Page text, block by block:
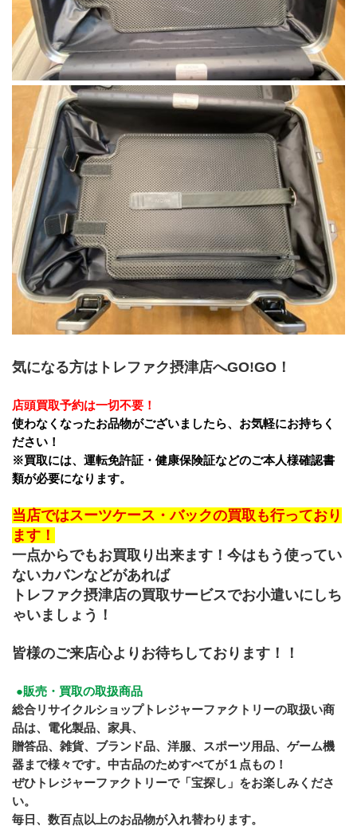
気になる方はトレファク摂津店へGO!GO！
店頭買取予約は一切不要！
使わなくなったお品物がございましたら、お気軽にお持ちく
ださい！
※買取には、運転免許証・健康保険証などのご本人様確認書
類が必要になります。
当店ではスーツケース・バックの買取も行っており
ます！
一点からでもお買取り出来ます！今はもう使ってい
ないカバンなどがあれば
トレファク摂津店の買取サービスでお小遣いにしち
ゃいましょう！
皆様のご来店心よりお待ちしております！！
●販売・買取の取扱商品
総合リサイクルショップトレジャーファクトリーの取扱い商
品は、電化製品、家具、
﻿贈答品、雑貨、ブランド品、洋服、スポーツ用品、ゲーム機
器まで様々です。中古品のためすべてが１点もの！
ぜひトレジャーファクトリーで「宝探し」をお楽しみくださ
い。
毎日、数百点以上のお品物が入れ替わります。